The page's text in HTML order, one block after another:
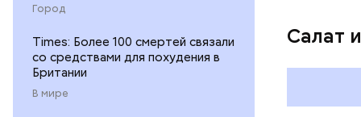
Город
Times: Более 100 смертей связали
со средствами для похудения в
Британии
В мире
Салат
ряда